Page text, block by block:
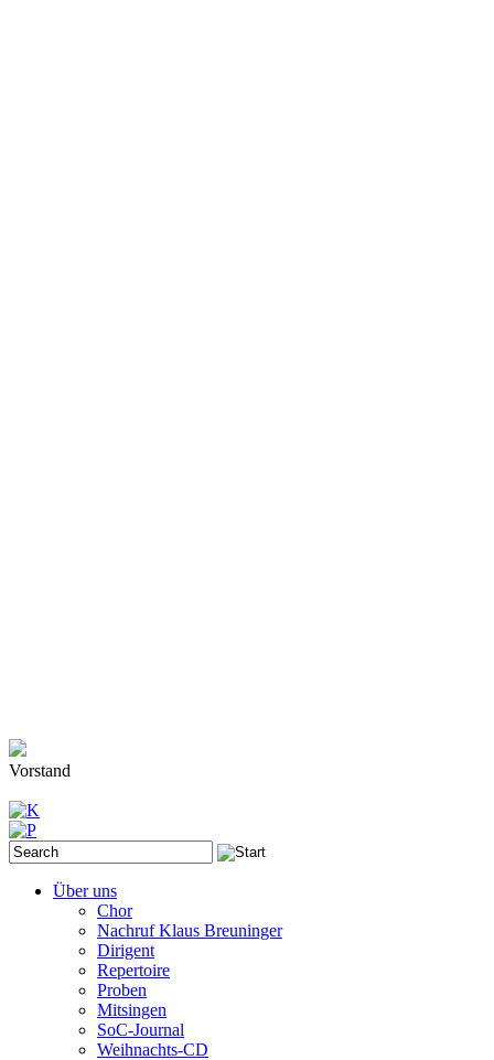
Vorstand
Über uns
Chor
Nachruf Klaus Breuninger
Dirigent
Repertoire
Proben
Mitsingen
SoC-Journal
Weihnachts-CD